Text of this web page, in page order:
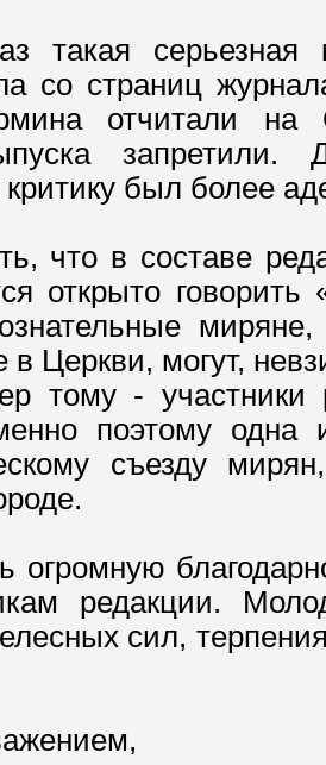
такая серьезная
со страниц
отчитали на
был более
что в составе
открыто
миряне,
Церкви, могут,
тому - участники
поэтому одна
съезду
огромную
редакции.
сил,